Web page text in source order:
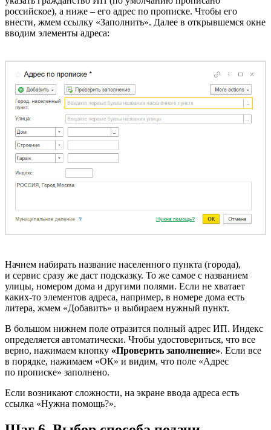
российское), а ниже – его адрес по прописке. Чтобы его
внести, жмем ссылку «Заполнить». Далее в открывшемся окне
вводим элементы адреса:
Начнем набирать название населенного пункта (города),
и сервис сразу же даст подсказку. То же самое с названием
улицы, номером дома и другими полями. Если не хватает
каких-то элементов адреса, например, в номере дома есть
литера, жмем «Добавить» и выбираем нужный пункт.
В большом нижнем поле отразится полный адрес ИП. Индекс
определяется автоматически. Чтобы удостовериться, что все
верно, нажимаем кнопку «Проверить заполнение». Если все
в порядке, нажимаем «ОК» и видим, что поле «Адрес
по прописке» заполнено.
Если возникают сложности, на экране ввода адреса есть
ссылка «Нужна помощь?».